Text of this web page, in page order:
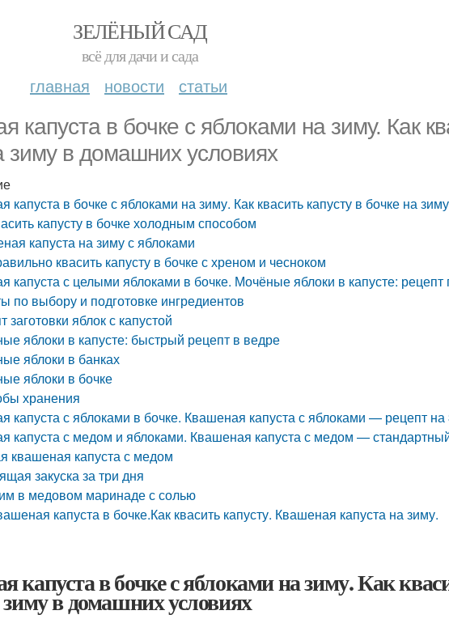
ЗЕЛЁНЫЙ САД
всё для дачи и сада
главная новости статьи
капуста в бочке с яблоками на зиму. Как
зиму в домашних условиях
капуста в бочке с яблоками на зиму. Как квасить капусту в бочке на
капусту в бочке холодным способом
капуста на зиму с яблоками
квасить капусту в бочке с хреном и чесноком
капуста с целыми яблоками в бочке. Мочёные яблоки в капусте: рецепт
по выбору и подготовке ингредиентов
заготовки яблок с капустой
яблоки в капусте: быстрый рецепт в ведре
яблоки в банках
яблоки в бочке
хранения
капуста с яблоками в бочке. Квашеная капуста с яблоками — рецепт
капуста с медом и яблоками. Квашеная капуста с медом —
квашеная капуста с медом
закуска за три дня
в медовом маринаде с солью
капуста в бочке.Как квасить капусту. Квашеная капуста на зиму.
капуста в бочке с яблоками на зиму. Как
зиму в домашних условиях